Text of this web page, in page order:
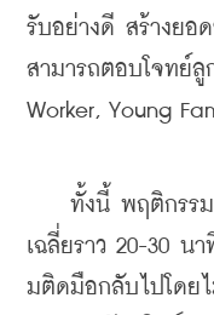
รับอย่างดี สร้างยอ
สามารถตอบโจทย์
Worker, Young
ทั้งนี้ พฤติกรรมก
เฉลี่ยราว 20-30 น
มติดมือกลับไปโดย